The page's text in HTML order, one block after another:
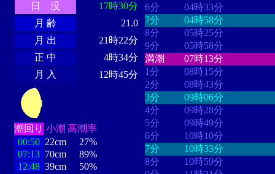
日 没
17時30分
月 齢
21.0
月 出
21時22分
正 中
4時34分
月 入
12時45分
潮回り 小潮 高潮率
00:50 22cm
27%
07:13 70cm
89%
12:48 39cm
50%
6分
04時33分
7分
04時58分
8分
05時25分
9分
05時58分
満潮
07時13分
1分
08時15分
2分
08時43分
3分
09時06分
4分
09時28分
5分
09時49分
6分
10時10分
7分
10時33分
8分
10時59分